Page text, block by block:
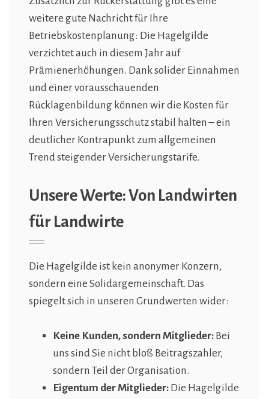
weitere gute Nachricht für Ihre
Betriebskostenplanung: Die Hagelgilde
verzichtet auch in diesem Jahr auf
Prämienerhöhungen. Dank solider Einnahmen
und einer vorausschauenden
Rücklagenbildung können wir die Kosten für
Ihren Versicherungsschutz stabil halten – ein
deutlicher Kontrapunkt zum allgemeinen
Trend steigender Versicherungstarife.
Unsere Werte: Von Landwirten
für Landwirte
Die Hagelgilde ist kein anonymer Konzern,
sondern eine Solidargemeinschaft. Das
spiegelt sich in unseren Grundwerten wider:
Keine Kunden, sondern Mitglieder: Bei
uns sind Sie nicht bloß Beitragszahler,
sondern Teil der Organisation.
Eigentum der Mitglieder: Die Hagelgilde